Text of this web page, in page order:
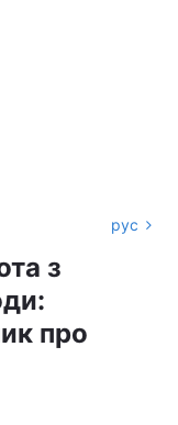
рус
з
про